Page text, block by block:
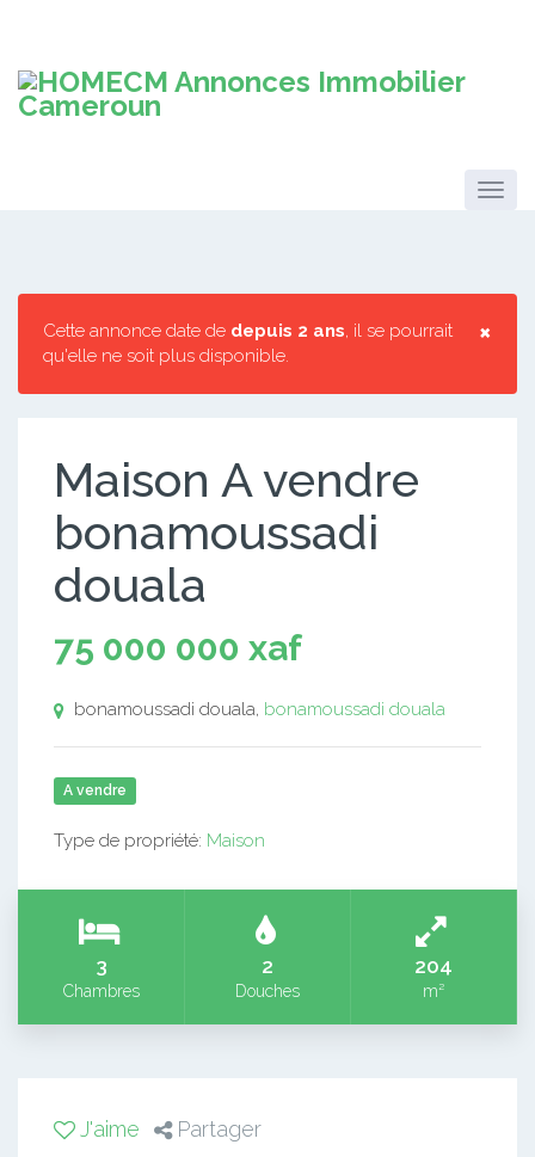
×
Cette annonce date de depuis 2 ans, il se pourrait
qu'elle ne soit plus disponible.
Maison A vendre
bonamoussadi
douala
75 000 000 xaf
bonamoussadi douala, bonamoussadi douala
A vendre
Type de propriété: Maison
3
Chambres
2
Douches
204
m²
J'aime Partager